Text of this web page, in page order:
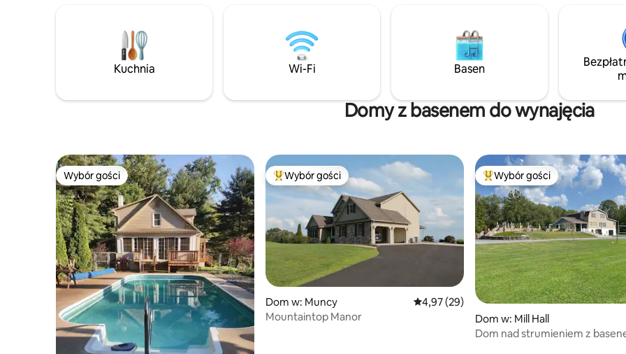
(zamyka się 1 września), hamaki,
badminton, kukurydza, nowe palenisko,
grill i taras z widokiem na wodę.
Inspirujące, prywatne miejsce na relaks
Nowy oświetlony i utwardzony kompleks
przygody, czy spokojnego wypoczynku,
nasz domek w kształcie litery A oferuje
idealne warunki. Przyjdź i doświadcz
magii życia nad strumieniem, gdzie na
Nie możemy się doczekać, by Cię
Jesteśmy blisko wielu atrakcji
świeżym powietrzu, w tym
kolarstwa górskiego,
polowania, kajakarstwa,
innych. Jeśli odwiedzasz nas w celach
cywilizacji.
Kuchnia Wi-Fi Basen
Domy z basenem do wynajęcia
Wybór gości
Wybór gości Najpopularniejsze z kategorii Wybór gości
Wybór gości
Dom w: Muncy Średnia ocena: 4,97 na 5, liczba recenzji: 29
4,97 (29)
Mountaintop Manor
Najpopularniejsze z kategorii
Wybór gości
Dom w: Mill Hall
Dom nad strumieniem z